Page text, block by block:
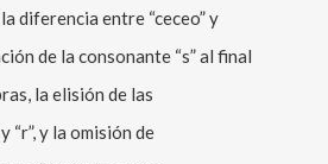
diferencia entre “ceceo” y
de la consonante “s” al final
la elisión de las
“r”, y la omisión de